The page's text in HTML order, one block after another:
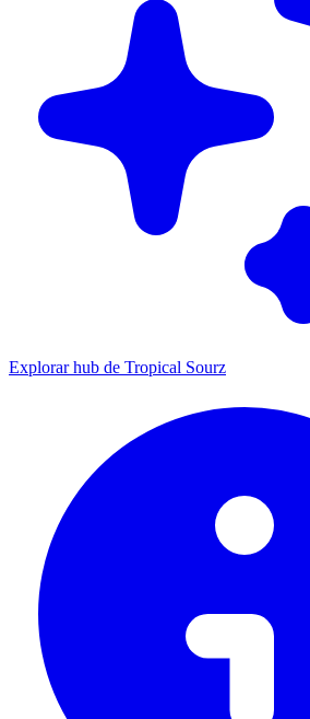
Explorar hub de Tropical Sourz